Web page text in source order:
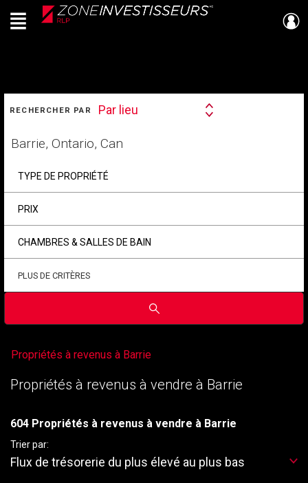
Live
En Direct
Menu
RECHERCHER PAR
Search
Par lieu
votre
TYPE DE PROPRIÉTÉ
PRIX
CHAMBRES & SALLES DE BAIN
PLUS DE CRITÈRES
Soumettre
Propriétés à revenus à Barrie
Propriétés à revenus à vendre à Barrie
604 Propriétés à revenus à vendre à Barrie
Trier par:
Flux de trésorerie du plus élevé au plus bas